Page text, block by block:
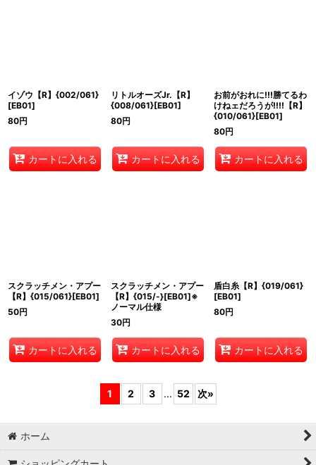
イゾウ【R】{002/061}
[EB01]
80円
カートに入れる
リトルオーズJr.【R】
{008/061}[EB01]
80円
カートに入れる
お前がおれに!!!勝てるわ
けねェだろうが!!!!【R】
{010/061}[EB01]
80円
カートに入れる
スクラッチメン・アプー
【R】{015/061}[EB01]
50円
カートに入れる
スクラッチメン・アプー
【R】{015/-}[EB01]※
ノーマル仕様
30円
カートに入れる
盾白糸【R】{019/061}
[EB01]
80円
カートに入れる
1 2 3 ... 52 次»
ホーム